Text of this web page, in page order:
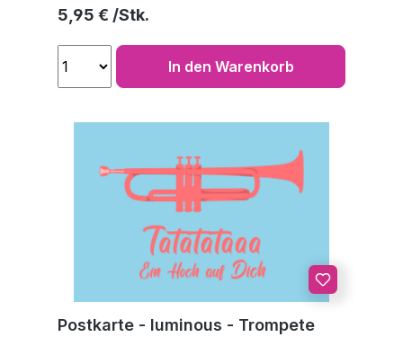
Regulärer Preis:
5,95 €
In den Warenkorb
Postkarte - luminous - Trompete